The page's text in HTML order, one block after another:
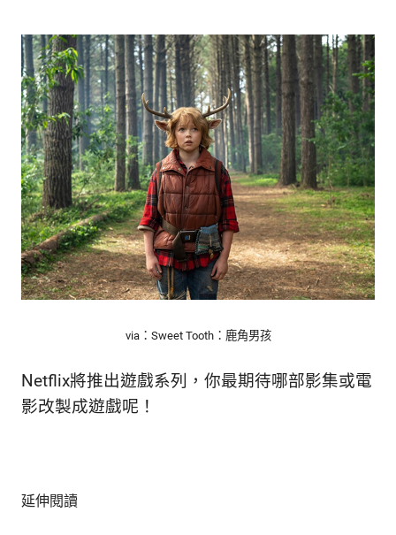
via：Sweet Tooth：鹿角男孩
Netflix將推出遊戲系列，你最期待哪部影集或電
影改製成遊戲呢！
延伸閱讀